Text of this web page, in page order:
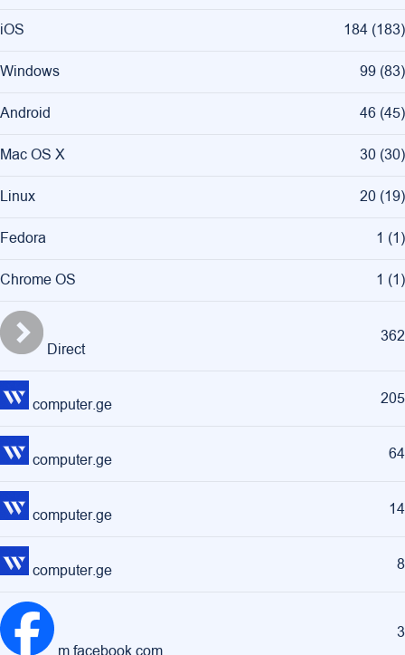
iOS 184 (183)
Windows 99 (83)
Android 46 (45)
Mac OS X 30 (30)
Linux 20 (19)
Fedora 1 (1)
Chrome OS 1 (1)
Direct
362
computer.ge 205
computer.ge 64
computer.ge 14
computer.ge 8
3